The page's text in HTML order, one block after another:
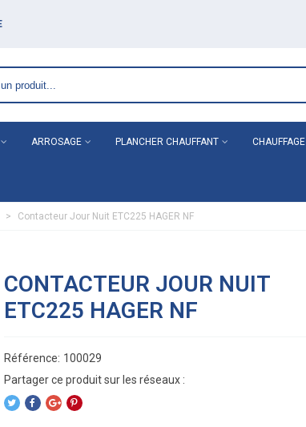
ARROSAGE PLANCHER CHAUFFANT CHAUFFAGE
> Contacteur Jour Nuit ETC225 HAGER NF
CONTACTEUR JOUR NUIT
ETC225 HAGER NF
Référence: 100029